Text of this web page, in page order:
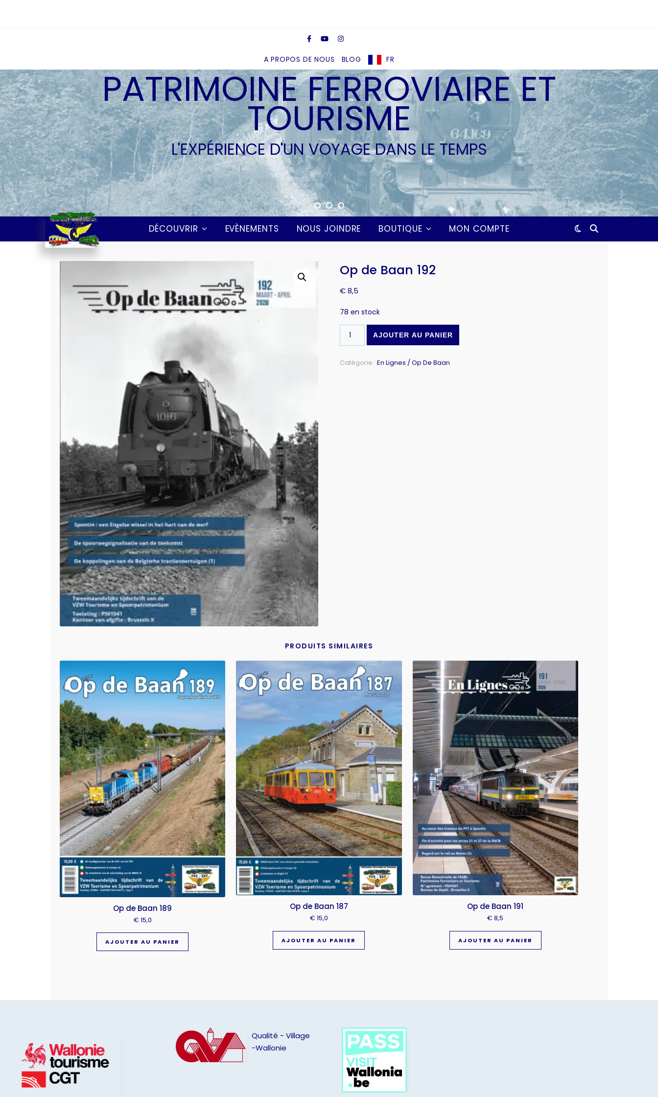
A PROPOS DE NOUS BLOG FR
PATRIMOINE FERROVIAIRE ET
TOURISME
L'EXPÉRIENCE D'UN VOYAGE DANS LE TEMPS
DÉCOUVRIR EVÈNEMENTS NOUS JOINDRE BOUTIQUE MON COMPTE
Op de Baan 192
€8,5
78 en stock
AJOUTER AU PANIER
Catégorie : En Lignes / Op De Baan
PRODUITS SIMILAIRES
Op de Baan 189
€ 15,0
AJOUTER AU PANIER
Op de Baan 187
€ 15,0
AJOUTER AU PANIER
Op de Baan 191
€ 8,5
AJOUTER AU PANIER
Qualité - Village
-Wallonie